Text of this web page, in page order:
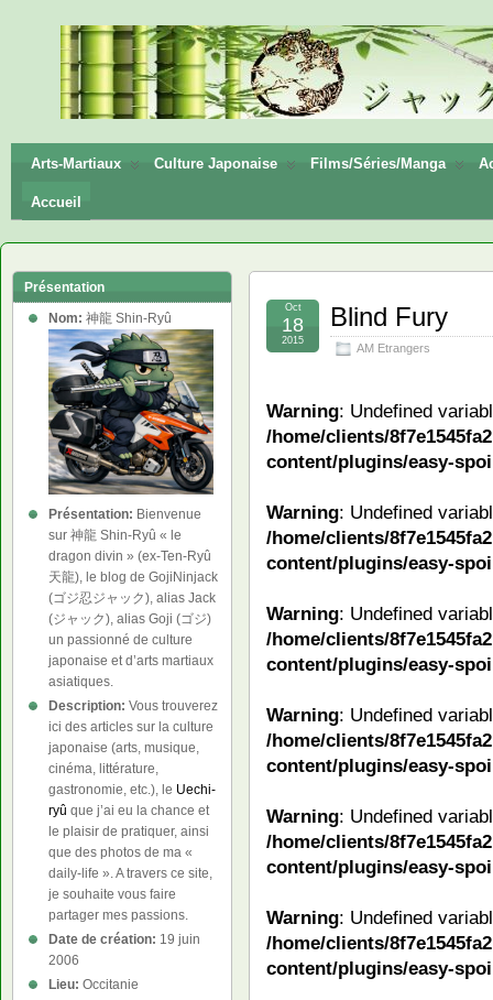
神龍
Shin-
Ryū
Arts-Martiaux Culture Japonaise Films/Séries/Manga
Accueil
Blind Fury
AM Etrangers
Oct
18
2015
Warning: Undefined
/home/clients/
content/plugins/easy-
Warning: Undefined
/home/clients/
content/plugins/easy-
Warning: Undefined
/home/clients/
content/plugins/easy-
Warning: Undefined
/home/clients/
content/plugins/easy-
Warning: Undefined
/home/clients/
content/plugins/easy-
Warning: Undefined
/home/clients/
content/plugins/easy-
Présentation
Nom: 神龍 Shin-Ryû
Présentation: Bienvenue
sur 神龍 Shin-Ryû « le
dragon divin » (ex-Ten-Ryû
天龍), le blog de GojiNinjack
(ゴジ忍ジャック), alias Jack
(ジャック), alias Goji (ゴジ)
un passionné de culture
japonaise et d’arts martiaux
asiatiques.
Description: Vous trouverez
ici des articles sur la culture
japonaise (arts, musique,
cinéma, littérature,
gastronomie, etc.), le Uechi-
ryû que j’ai eu la chance et
le plaisir de pratiquer, ainsi
que des photos de ma «
daily-life ». A travers ce site,
je souhaite vous faire
partager mes passions.
Date de création: 19 juin
2006
Lieu: Occitanie